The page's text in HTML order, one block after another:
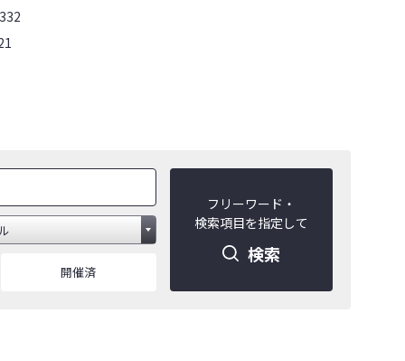
開催済
フリーワード・
検索項目を指定して
検索